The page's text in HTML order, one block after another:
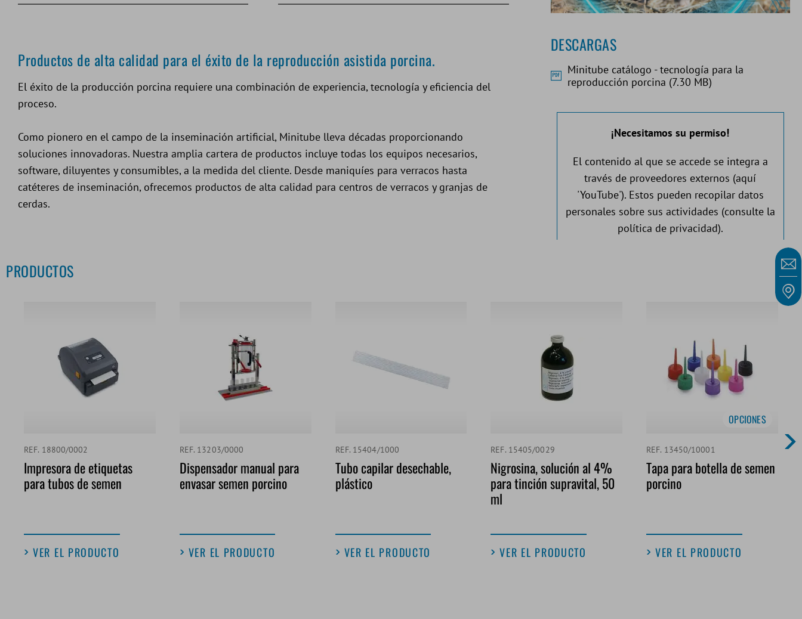
Productos de alta calidad para el éxito de la reproducción asistida porcina.
El éxito de la producción porcina requiere una combinación de experiencia, tecnología y eficiencia del
proceso.
Como pionero en el campo de la inseminación artificial, Minitube lleva décadas proporcionando
soluciones innovadoras. Nuestra amplia cartera de productos incluye todas los equipos necesarios,
software, diluyentes y consumibles, a la medida del cliente. Desde maniquíes para verracos hasta
catéteres de inseminación, ofrecemos productos de alta calidad para centros de verracos y granjas de
cerdas.
DESCARGAS
Minitube catálogo - tecnología para la
reproducción porcina (7.30 MB)
¡Necesitamos su permiso!
El contenido al que se accede se integra a
través de proveedores externos (aquí
'YouTube'). Estos pueden recopilar datos
personales sobre sus actividades (consulte la
política de privacidad).
PRODUCTOS
REF. 18800/0002
Impresora de etiquetas
para tubos de semen
VER EL PRODUCTO
REF. 13203/0000
Dispensador manual para
envasar semen porcino
VER EL PRODUCTO
REF. 15404/1000
Tubo capilar desechable,
plástico
VER EL PRODUCTO
REF. 15405/0029
Nigrosina, solución al 4%
para tinción supravital, 50
ml
VER EL PRODUCTO
OPCIONES
REF. 13450/10001
Tapa para botella de semen
porcino
VER EL PRODUCTO